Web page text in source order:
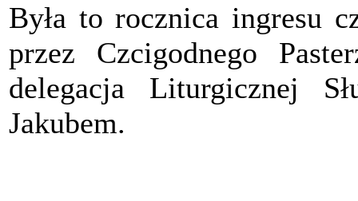
Była to rocznica ingresu
przez Czcigodnego
delegacja Liturgicznej
Jakubem.